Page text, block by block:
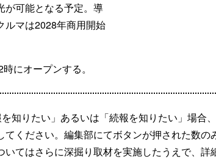
が可能となる予定。導
ルマは2028年商用開始
にオープンする。
知りたい」あるいは「続報を知りたい」場合
ください。編集部にてボタンが押された数の
いてはさらに深掘り取材を実施したうえで、詳